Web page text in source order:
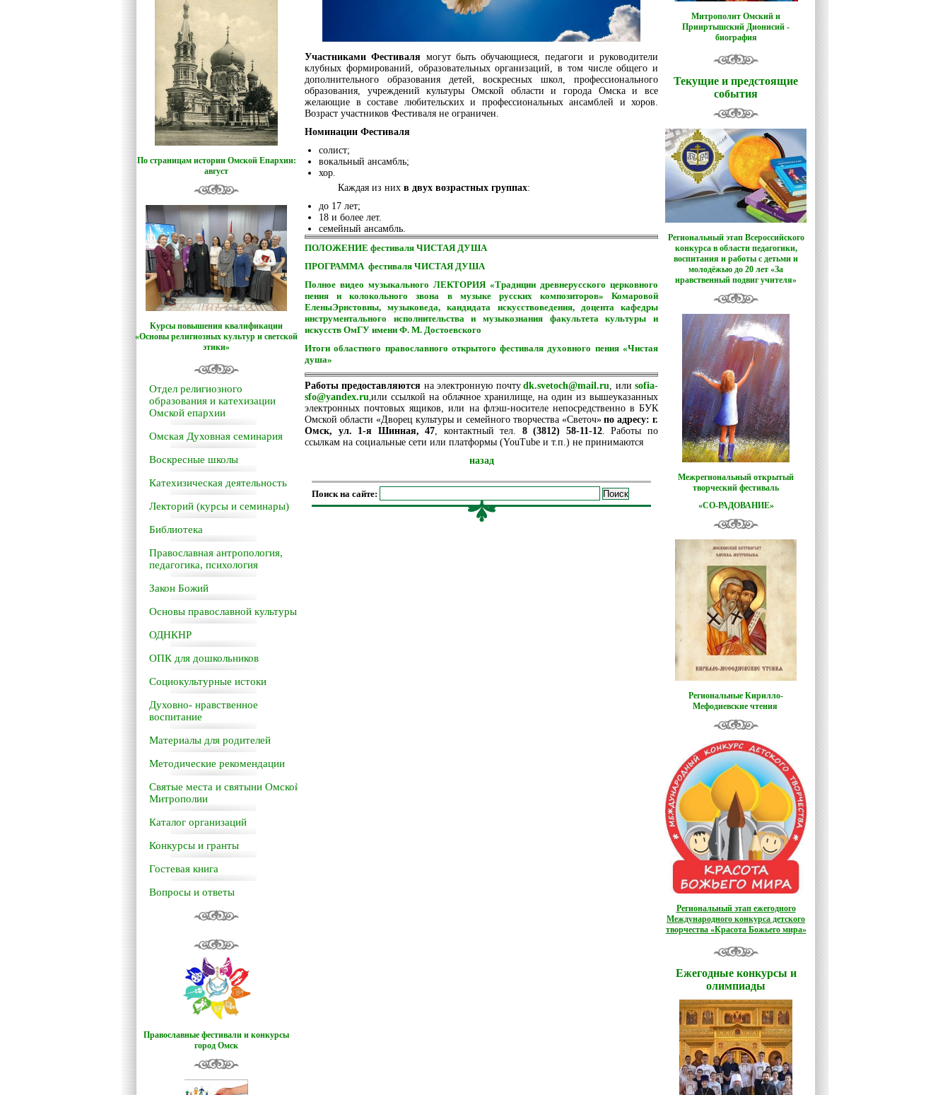
По страницам истории Омской Епархии:
август
Курсы повышения квалификации
«Основы религиозных культур и светской
этики»
Отдел религиозного
образования и катехизации
Омской епархии
Омская Духовная семинария
Воскресные школы
Катехизическая деятельность
Лекторий (курсы и семинары)
Библиотека
Православная антропология,
педагогика, психология
Закон Божий
Основы православной культуры
ОДНКНР
ОПК для дошкольников
Социокультурные истоки
Духовно- нравственное
воспитание
Материалы для родителей
Методические рекомендации
Святые места и святыни Омской
Митрополии
Каталог организаций
Конкурсы и гранты
Гостевая книга
Вопросы и ответы
Православные фестивали и конкурсы
город Омск
Участниками Фестиваля могут быть обучающиеся, педагоги и руководители
клубных формирований, образовательных организаций, в том числе общего и
дополнительного образования детей, воскресных школ, профессионального
образования, учреждений культуры Омской области и города Омска и все
желающие в составе любительских и профессиональных ансамблей и хоров.
Возраст участников Фестиваля не ограничен.
Номинации Фестиваля
солист;
вокальный ансамбль;
хор.
Каждая из нихв двух возрастных группах:
до 17 лет;
18 и более лет.
семейный ансамбль.
ПОЛОЖЕНИЕ фестиваля ЧИСТАЯ ДУША
ПРОГРАММА фестиваля ЧИСТАЯ ДУША
Полное видео музыкального ЛЕКТОРИЯ «Традиции древнерусского церковного
пения и колокольного звона в музыке русских композиторов» Комаровой
ЕленыЭрнстовны, музыковеда, кандидата искусствоведения, доцента кафедры
инструментального исполнительства и музыкознания факультета культуры и
искусств ОмГУ имени Ф. М. Достоевского
Итоги областного православного открытого фестиваля духовного пения «Чистая
душа»
Работы предоставляются на электронную почту dk.svetoch@mail.ru, илиsofia-
sfo@yandex.ru,или ссылкой на облачное хранилище, на один из вышеуказанных
электронных почтовых ящиков, или на флэш-носителе непосредственно в БУК
Омской области «Дворец культуры и семейного творчества «Светоч» по адресу: г.
Омск, ул. 1-я Шинная, 47, контактный тел. 8 (3812) 58-11-12. Работы по
ссылкам на социальные сети или платформы (YouTube и т.п.) не принимаются
назад
Поиск на сайте:
Митрополит Омский и
Прииртышский Дионисий -
биография
Текущие и предстоящие
события
Региональный этап Всероссийского
конкурса в области педагогики,
воспитания и работы с детьми и
молодёжью до 20 лет «За
нравственный подвиг учителя»
Межрегиональный открытый
творческий фестиваль
«СО-РАДОВАНИЕ»
Региональные Кирилло-
Мефодиевские чтения
Региональный этап ежегодного
Международного конкурса детского
творчества «Красота Божьего мира»
Ежегодные конкурсы и
олимпиады